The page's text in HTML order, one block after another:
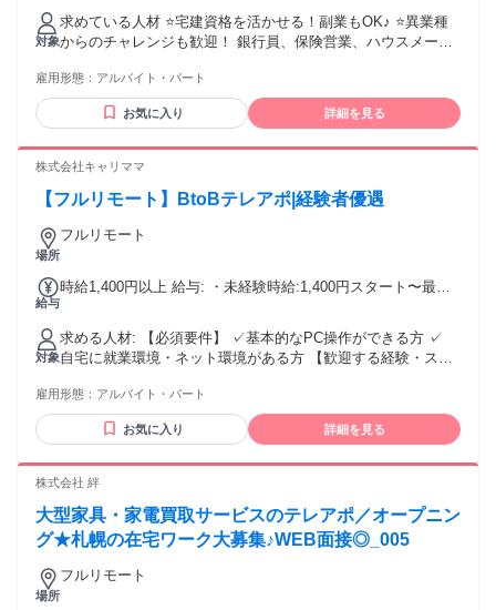
不動産業界で働きたい ༶ ༶ ༶ ༶ ༶ ༶ ༶ ༶ ༶ ༶ ༶ ༶ ༶ ༶ ༶ ༶ ༶ ༶ ༶
対象
求めている人材 ⭐宅建資格を活かせる！副業もOK♪ ⭐異業種
からのチャレンジも歓迎！ 銀行員、保険営業、ハウスメーカ
界未経験からの転職も応援します！ ✅必須条件 宅地建物取引
士（宅建士）資格 ※専任登録が必須です ✅ こんな方は大歓迎
です！ ・実務未経験、またはブランクがある方 ・PCの基本
われることに やりがいを感じる方 ༶ ༶ ༶ ༶ ༶ ༶ ༶ ༶ ༶ ༶ ༶ ༶ ༶
採用！✨ ┗━━━━━━━━━━━┛ 「子育てが落ち着いた
◎未経験・初心者・ブランクOK （充実の研修制度あり！） ༶
┏━━━━━━━━━━━━┓ ✨こんな方ならば大歓迎！✨
事がしたい 〇柔軟な対応ができる 〇ノルマや営業は苦手だが
不動産業界で働きたい ༶ ༶ ༶ ༶ ༶ ༶ ༶ ༶ ༶ ༶ ༶ ༶ ༶ ༶ ༶ ༶ ༶ ༶ ༶
雇用形態： アルバイト・パート
お気に入り 詳細を見る
株式会社キャリママ
【フルリモート】BtoBテレアポ|経験者優遇
場所
フルリモート
給与
時給1,400円以上 給与: ・未経験時給:1,400円スタート〜最大
度に応じて時給アップ (成果に応じた評価制度のため、頑張り
が直接時給に反映されます) ・交通費:出社時のみ実費支給 ・
残業代:残業発生時は別途支給(基本的に残業禁止) ・試用期
間:1ヶ月(期間中の労働条件は同条件)
対象
求める人材: 【必須要件】 ✓基本的なPC操作ができる方 ✓
自宅に就業環境・ネット環境がある方 【歓迎する経験・スキ
・接客業のご経験 ・BtoBコミュニケーションのご経験 【求め
る人物像】 ・人とコミュニケーションをとることが好きな方
・将来性ある市場で自分の力を試してみたい方 ・会社と共に
・プライベートも大切にしながら働きたい方
雇用形態： アルバイト・パート
お気に入り 詳細を見る
株式会社 絆
大型家具・家電買取サービスのテレアポ／オープニン
グ★札幌の在宅ワーク大募集♪WEB面接◎_005
場所
フルリモート